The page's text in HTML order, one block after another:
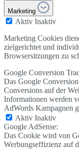
Marketing
Aktiv Inaktiv
Marketing Cookies
zielgerichtet und
Browsersitzungen zu
Google Conversion
Das Google
Conversions auf der
Informationen werden
AdWords Kampagnen
Aktiv Inaktiv
Google AdSense:
Das Cookie wird von
Werbungseffizienz auf